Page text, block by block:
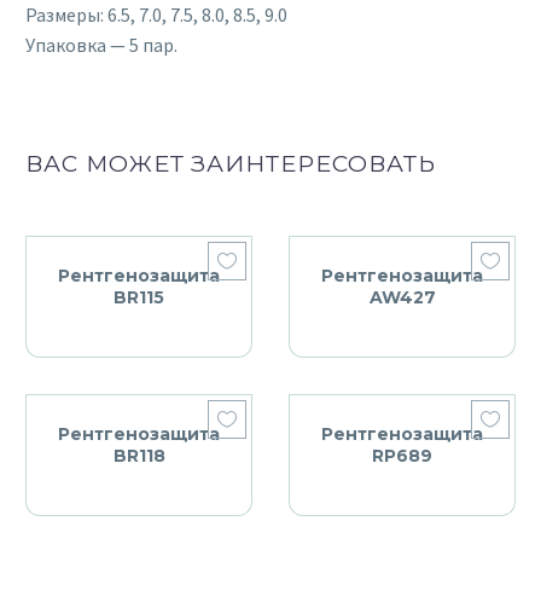
Размеры: 6.5, 7.0, 7.5, 8.0, 8.5, 9.0
Упаковка — 5 пар.
ВАС МОЖЕТ ЗАИНТЕРЕСОВАТЬ
Рентгенозащита
BR115
Рентгенозащита
AW427
Рентгенозащита
BR118
Рентгенозащита
RP689